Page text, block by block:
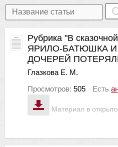
Материал в
Рубрика "В
ЯРИЛО-БАТЮШКА
ДОЧЕРЕЙ
Глазкова Е. М.
Просмотров: 505 Есть